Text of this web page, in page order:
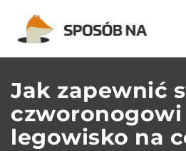
Jak zapewnić
legowisko na